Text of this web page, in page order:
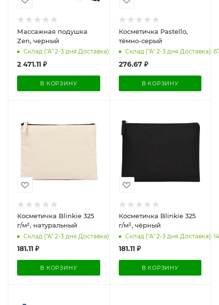
Массажная подушка
Zen, черный
Склад ("А" 2-3 дня Доставка): 238
2 471.11 ₽
В КОРЗИНУ
Косметичка Pastello,
тёмно-серый
Склад ("А" 2-3 дня Доставка):
276.67₽
В КОРЗИНУ
Косметичка Blinkie 325
г/м², натуральный
Склад ("А" 2-3 дня Доставка): 1475
181.11 ₽
В КОРЗИНУ
Косметичка Blinkie 325
г/м², чёрный
Склад ("А" 2-3 дня Доставка):
181.11₽
В КОРЗИНУ